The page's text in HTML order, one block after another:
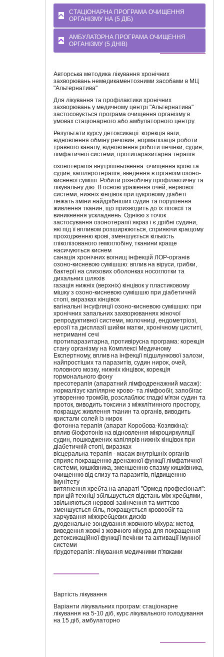
СТАЦІОНАРНА ПРОГРАМА ОЧИЩЕННЯ
ОРГАНІЗМУ НА (5 ДІБ)
АМБУЛАТОРНА ПРОГРАМА ОЧИЩЕННЯ
ОРГАНІЗМУ (5 ДНІВ)
Авторська методика лікування хронічних
захворювань немедикаментозними засобами в МЦ
"Альтернатива"
Для лікування та профілактики хронічних
захворювань у медичному центрі "Альтернатива"
застосовується програма очищення організму в
умовах стаціонарного або амбулаторного центру.
Результати курсу детоксикації: корекція ваги,
відновлення обміну речовин, нормалізація роботи
травного каналу, відновлення роботи печінки, судин,
лімфатичної системи, протипаразитарна терапія.
озонотерапія внутрішньовенна: очищення крові та
судин, капіляротерапія, введення в організм озоно-
кисневої суміші. Робити різнобічну профілактичну та
лікувальну дію. В основі ураження очей, нервової
системи, нижніх кінцівок при цукровому діабеті
лежать зміни найдрібніших судин та порушення
живлення тканин, що призводить до їх гіпоксії та
виникнення ускладнень. Однією з точок
застосування озонотерапії якраз і є дрібні судини,
які під її впливом розширюються, сприяючи кращому
проходженню крові, зменшується кількість
гліколізованого гемоглобіну, тканини краще
насичуються киснем
санація хронічних вогнищ інфекцій ЛОР-органів
озоно-кисневою сумішшю: вплив на віруси, грибки,
бактерії на слизових оболонках носоглотки та
дихальних шляхів
газація нижніх (верхніх) кінцівок у пластиковому
мішку з озоно-кисневою сумішшю при діабетичній
стопі, виразках кінцівок
вагінальні інсуфляції озоно-кисневою сумішшю: при
хронічних запальних захворюваннях жіночої
репродуктивної системи, молочниці, ендометріозі,
ерозії та дисплазії шийки матки, хронічному циститі,
нетриманні сечі
протипаразитарна, противірусна програма: корекція
стану організму на Комплексі Медичному
Експертному, вплив на інфекції підшлункової залози,
найпростіших та паразитів, судин нирок, очей,
головного мозку, нижніх кінцівок, корекція
гормонального фону
пресотерапія (апаратний лімфодренажний масаж):
нормалізує капілярне крово- та лімфообіг, запобігає
утворенню тромбів, розслаблює гладкі м'язи судин та
проток, виводить токсини з міжклітинного простору,
покращує живлення тканин та органів, виводить
кристали солей із нирок
фотонна терапія (апарат Коробова-Козявкіна):
вплив біофотонів на відновлення мікроциркуляції
судин, пошкоджених капілярів нижніх кінцівок при
діабетичній стопі, виразках
вісцеральна терапія - масаж внутрішніх органів
сприяє покращенню дренажної функції лімфатичної
системи, кишківника, зменшенню спазму кишківника,
очищенню від слизу та паразитів, підвищенню
імунітету
витягнення хребта на апараті "Ормед-професіонал":
при цій техніці збільшується відстань між хребцями,
звільняються нервові закінчення та миттєво
зменшується біль, покращується кровообіг та
харчування міжхребцевих дисків
дуоденальне зондування жовчного міхура: метод
виведення жовчі з жовчного міхура для покращення
детоксикаційної функції печінки та активації імунної
системи
гірудотерапія: лікування медичними п'явками
Вартість лікування
Варіанти лікувальних програм: стаціонарне
лікування на 5-10 діб, курс лікувального голодування
на 15 діб, амбулаторно